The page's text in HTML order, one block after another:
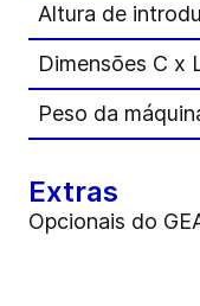
Altura de
Dimensões C x
Peso da
Extras
Opcionais do